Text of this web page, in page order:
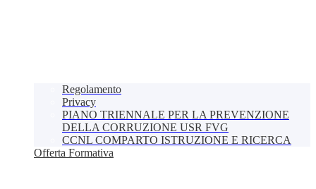
Regolamento
Privacy
PIANO TRIENNALE PER LA PREVENZIONE
DELLA CORRUZIONE USR FVG
CCNL COMPARTO ISTRUZIONE E RICERCA
Offerta Formativa